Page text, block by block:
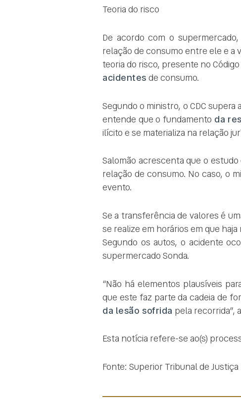
Teoria do risco
De acordo com o
relação de consumo entre ele e a
teoria do risco, presente no
acidentesde consumo.
Segundo o ministro, o CDC
entende que o fundamento da
ilícito e se materializa na relação
Salomão acrescenta que o
relação de consumo. No caso, o
evento.
Se a transferência de valores é
se realize em horários em que
Segundo os autos, o acidente
supermercado Sonda.
“Não há elementos plausíveis
que este faz parte da cadeia de
da lesão sofrida pela recorrida”,
Esta notícia refere-se ao(s)
Fonte: Superior Tribunal de Justiça